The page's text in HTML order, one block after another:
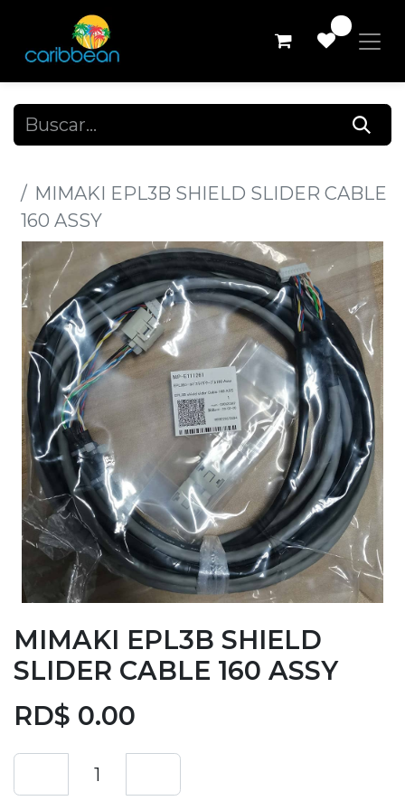
MIMAKI EPL3B SHIELD SLIDER CABLE
160 ASSY
MIMAKI EPL3B SHIELD
SLIDER CABLE 160 ASSY
RD$ 0.00